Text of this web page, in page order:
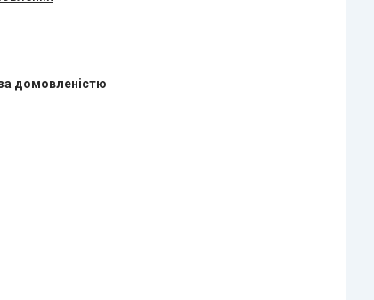
домовленістю